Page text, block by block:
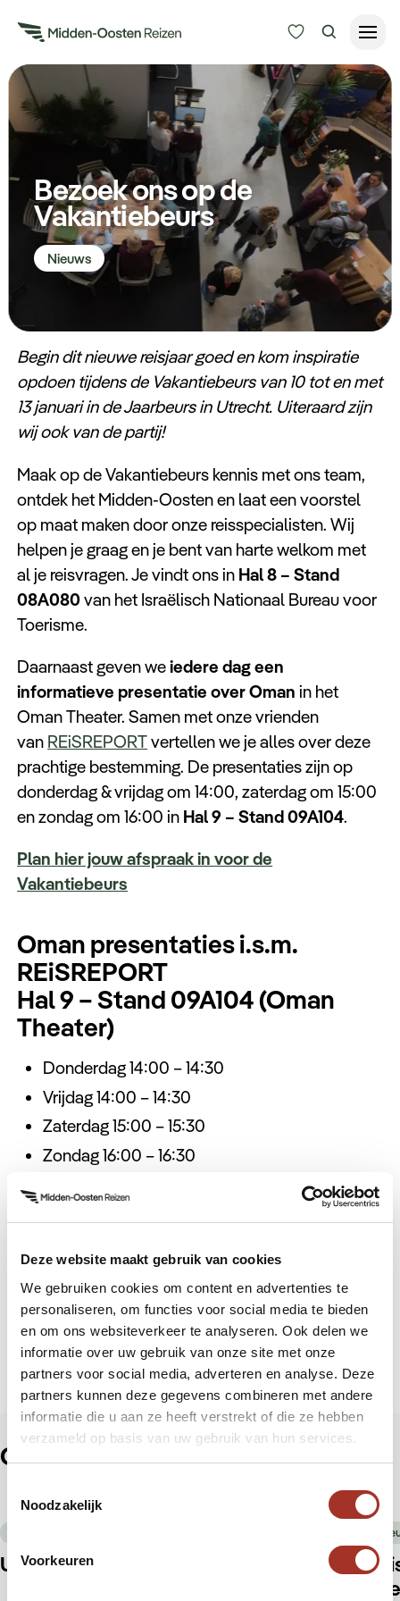
Deze website maakt gebruik van cookies
We gebruiken cookies om content en advertenties te
personaliseren, om functies voor social media te bieden
en om ons websiteverkeer te analyseren. Ook delen we
informatie over uw gebruik van onze site met onze
partners voor social media, adverteren en analyse. Deze
partners kunnen deze gegevens combineren met andere
informatie die u aan ze heeft verstrekt of die ze hebben
verzameld op basis van uw gebruik van hun services.
Noodzakelijk
Voorkeuren
Alle bestemmingen
Type Reizen
Inspiratie
Meer
Reisduur
Budget
Zoeken
Bezoek ons op de
Vakantiebeurs
Nieuws
Begin dit nieuwe reisjaar goed en kom inspiratie
opdoen tijdens de Vakantiebeurs van 10 tot en met
13 januari in de Jaarbeurs in Utrecht. Uiteraard zijn
wij ook van de partij!
Maak op de Vakantiebeurs kennis met ons team,
ontdek het Midden-Oosten en laat een voorstel
op maat maken door onze reisspecialisten. Wij
helpen je graag en je bent van harte welkom met
al je reisvragen. Je vindt ons in Hal 8 – Stand
08A080van het Israëlisch Nationaal Bureau voor
Toerisme.
Daarnaast geven weiedere dag een
informatieve presentatie over Omanin het
Oman Theater. Samen met onze vrienden
van REiSREPORTvertellen we je alles over deze
prachtige bestemming. De presentaties zijn op
donderdag & vrijdag om 14:00, zaterdag om 15:00
en zondag om 16:00 in Hal 9 – Stand 09A104.
Plan hier jouw afspraak in voor de
Vakantiebeurs
Oman presentaties i.s.m.
REiSREPORT
Hal 9 – Stand 09A104 (Oman
Theater)
Donderdag 14:00 – 14:30
Vrijdag 14:00 – 14:30
Zaterdag 15:00 – 15:30
Zondag 16:00 – 16:30
Vakantiebeurs 2019
Hal 8 – Stand
08A080 (Israëlisch Nationaal
Bureau voor Toerisme)
10 t/m 13 januari 2019
Jaarbeurs Utrecht
Jaarbeursplein, 3521 AL Utrecht
Ook leuk om te lezen
Update situatie Midden-Oosten